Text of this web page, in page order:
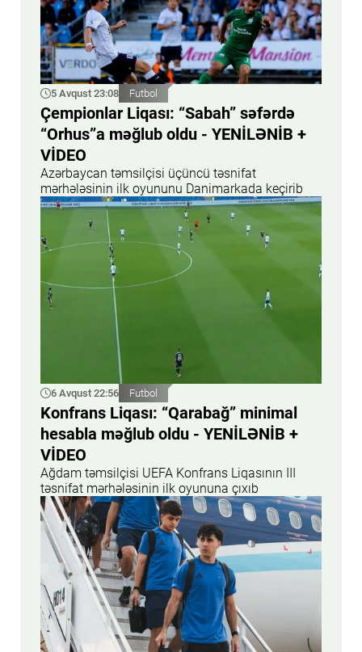
5 Avqust 23:08 Futbol
Çempionlar Liqası: “Sabah” səfərdə
“Orhus”a məğlub oldu - YENİLƏNİB +
VİDEO
Azərbaycan təmsilçisi üçüncü təsnifat
mərhələsinin ilk oyununu Danimarkada keçirib
6 Avqust 22:56 Futbol
Konfrans Liqası: “Qarabağ” minimal
hesabla məğlub oldu - YENİLƏNİB +
VİDEO
Ağdam təmsilçisi UEFA Konfrans Liqasının III
təsnifat mərhələsinin ilk oyununa çıxıb